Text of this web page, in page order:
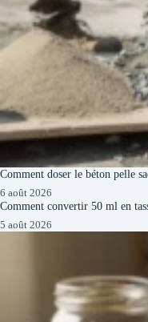
Comment doser le béton pelle
6 août 2026
Comment convertir 50 ml en
5 août 2026